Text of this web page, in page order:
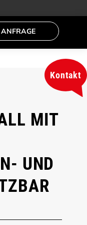
ANFRAGE
MIT
UND
Kontakt